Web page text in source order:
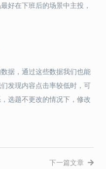
好在下班后的场景中主投，
据，通过这些数据我们也能
发现内容点击率较低时，可
选题不更改的情况下，修改
下一篇文章